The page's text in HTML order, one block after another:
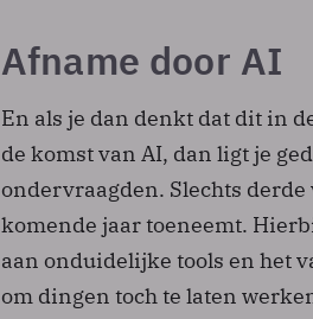
Afname door AI
En als je dan denkt dat dit in
de komst van AI, dan ligt je
ondervraagden. Slechts
komende jaar toeneemt.
aan onduidelijke tools en het
om dingen toch te laten